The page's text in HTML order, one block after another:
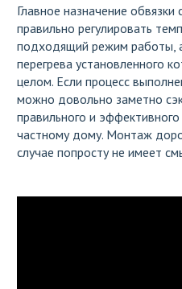
Главное назначение
правильно регулировать
подходящий режим работы,
перегрева установленного
целом. Если процесс
можно довольно заметно
правильного и
частному дому. Монтаж
случае попросту не имеет